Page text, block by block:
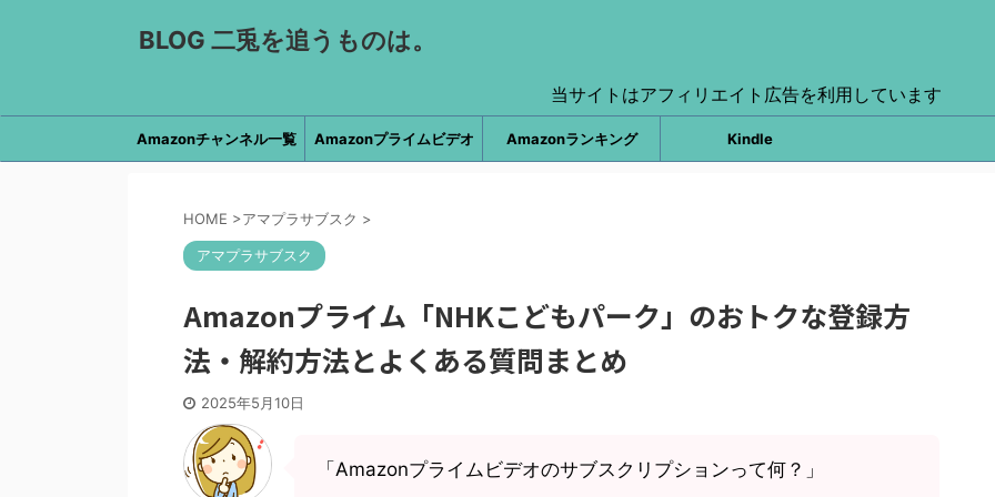
BLOG 二兎を追うものは。
当サイトはアフィリエイト広告を利用しています
Amazonチャンネル一覧 Amazonプライムビデオ Amazonランキング Kindle
HOME >アマプラサブスク >
アマプラサブスク
Amazonプライム「NHKこどもパーク」のおトクな登録方
法・解約方法とよくある質問まとめ
2025年5月10日
「Amazonプライムビデオのサブスクリプションって何？」